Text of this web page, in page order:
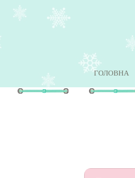
ГОЛОВНА